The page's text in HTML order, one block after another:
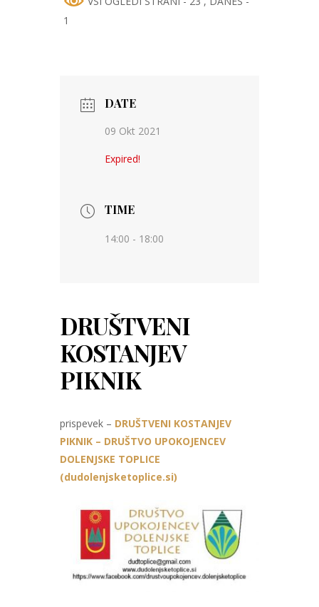
1
DATE
09 Okt 2021
Expired!
TIME
14:00 - 18:00
DRUŠTVENI
KOSTANJEV
PIKNIK
prispevek – DRUŠTVENI KOSTANJEV
PIKNIK – DRUŠTVO UPOKOJENCEV
DOLENJSKE TOPLICE
(dudolenjsketoplice.si)